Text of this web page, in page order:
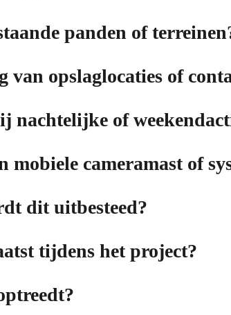
panden of
opslaglocaties of
of
cameramast of
dit uitbesteed?
tijdens het project?